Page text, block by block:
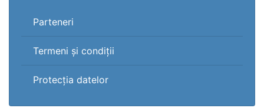
Parteneri
Termeni și condiții
Protecția datelor